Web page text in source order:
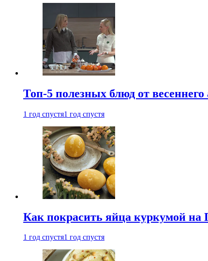
Топ-5 полезных блюд от
1 год спустя1 год спустя
Как покрасить яйца куркумой на
1 год спустя1 год спустя